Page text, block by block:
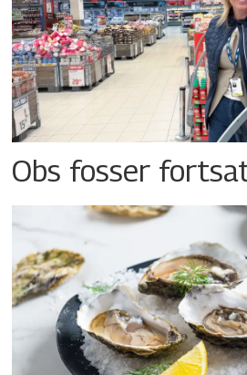
Obs fosser